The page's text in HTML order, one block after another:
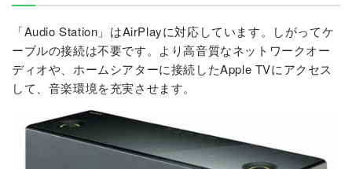
「Audio Station」はAirPlayに対応しています。しがってケ
ーブルの接続は不要です。より高音質なネットワークオー
ディオや、ホームシアターに接続したApple TVにアクセス
して、音楽環境を充実させます。